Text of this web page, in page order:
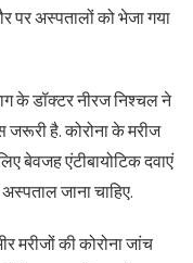
पर अस्पतालों को भेजा गया
के डॉक्टर नीरज निश्चल ने
जरूरी है. कोरोना के मरीज
बेवजह एंटीबायोटिक दवाएं
जाना चाहिए.
मरीजों की कोरोना जांच